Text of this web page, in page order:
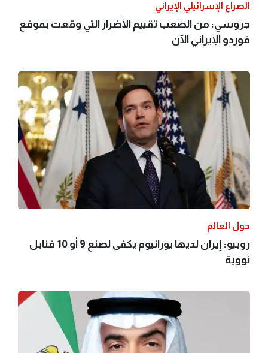
الصراع الإسرائيلي الإيراني
جروسي: من الصعب تقييم الأضرار التي وقعت بموقع
فوردو الإيراني الآن
حول العالم
روبيو: إيران لديها يورانيوم يكفى لصنع 9 أو 10 قنابل
نووية